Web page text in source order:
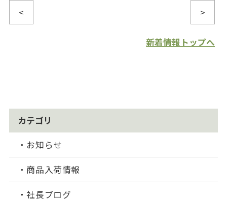
< >
新着情報トップへ
カテゴリ
お知らせ
商品入荷情報
社長ブログ